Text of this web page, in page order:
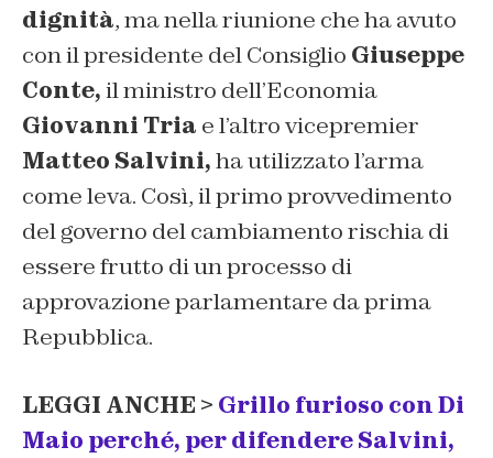
dignità, ma nella riunione che ha avuto
con il presidente del Consiglio Giuseppe
Conte,il ministro dell’Economia
Giovanni Tria e l’altro vicepremier
Matteo Salvini,ha utilizzato l’arma
come leva. Così, il primo provvedimento
del governo del cambiamento rischia di
essere frutto di un processo di
approvazione parlamentare da prima
Repubblica.
LEGGI ANCHE > Grillo furioso con Di
Maio perché, per difendere Salvini,